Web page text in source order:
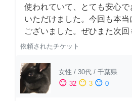
使われていて、とても安心で
いただけました。今回も本当
ございました。ぜひまた次
依頼されたチケット
女性 / 30代 / 千葉県
sentiment_satisfied 32 sentiment_neutral 3 sentiment_dissatisfied 0